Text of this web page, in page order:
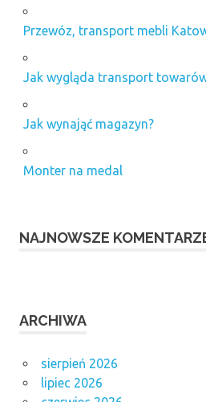
Przewóz, transport mebli
Jak wygląda transport
Jak wynająć magazyn?
Monter na medal
NAJNOWSZE
ARCHIWA
sierpień 2026
lipiec 2026